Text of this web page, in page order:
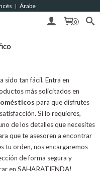
| Árabe
0
sido tan fácil. Entra en
más solicitados en
para que disfrutes
Si lo requieres,
de los detalles que necesites
que te asesoren a encontrar
tu orden, nos encargaremos
de forma segura y
en SAHARATIENDA!